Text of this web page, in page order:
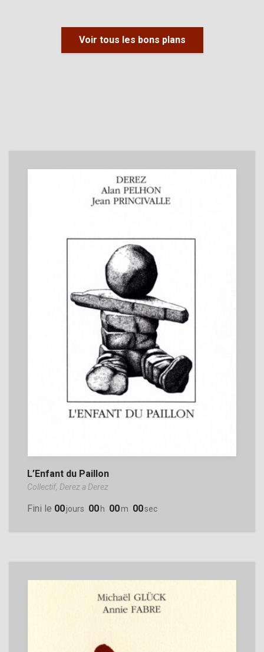
Voir tous les bons plans
L’Enfant du Paillon
Collectif, Derez a Derez
Fini le 00Jours 00 H 00M 00Sec